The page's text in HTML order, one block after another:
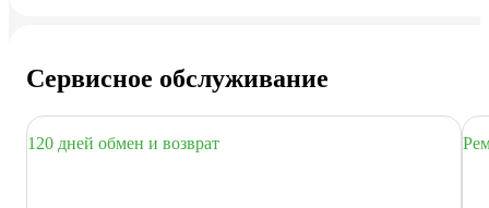
Сервисное обслуживание
120 дней обмен и возврат